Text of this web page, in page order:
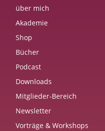
über mich
Akademie
Shop
Bücher
Podcast
Downloads
Mitglieder-Bereich
Newsletter
Vorträge & Workshops